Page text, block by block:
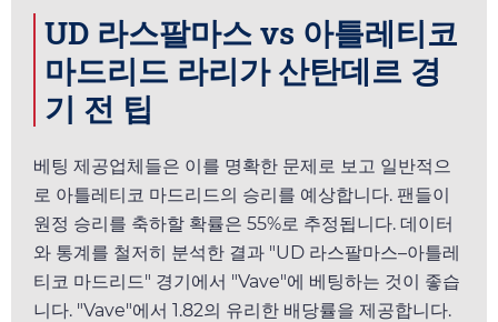
UD 라스팔마스 vs 아틀레티코
마드리드 라리가 산탄데르 경
기 전 팁
베팅 제공업체들은 이를 명확한 문제로 보고 일반적으
로 아틀레티코 마드리드의 승리를 예상합니다. 팬들이
원정 승리를 축하할 확률은 55%로 추정됩니다. 데이터
와 통계를 철저히 분석한 결과 "UD 라스팔마스–아틀레
티코 마드리드" 경기에서 "Vave"에 베팅하는 것이 좋습
니다. "Vave"에서 1.82의 유리한 배당률을 제공합니다.